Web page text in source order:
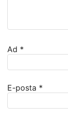
Ad *
E-posta *